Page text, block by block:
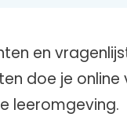
en
doe je online
leeromgeving.